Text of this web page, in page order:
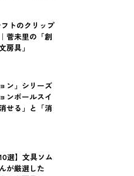
トのクリップ
菅未里の「創
房具」
ン」シリーズ
ンボールスイ
せる」と「消
選】文具ソム
が厳選した